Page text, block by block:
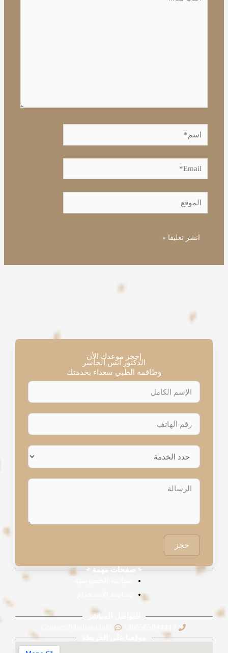
اسم*
Email*
الموقع
إحجز موعدك الأن
الدكتور أنس الجاسر
وطاقمه الطبي سعداء بخدمتك
حجز
صفحات مهمة
للتواصل المباشر